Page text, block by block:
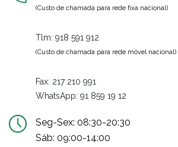
(Custo de chamada para rede fixa nacional)
Tlm: 918 591 912
(Custo de chamada para rede móvel nacional)
Fax: 217 210 991
WhatsApp: 91 859 19 12
Seg-Sex: 08:30-20:30
Sáb: 09:00-14:00